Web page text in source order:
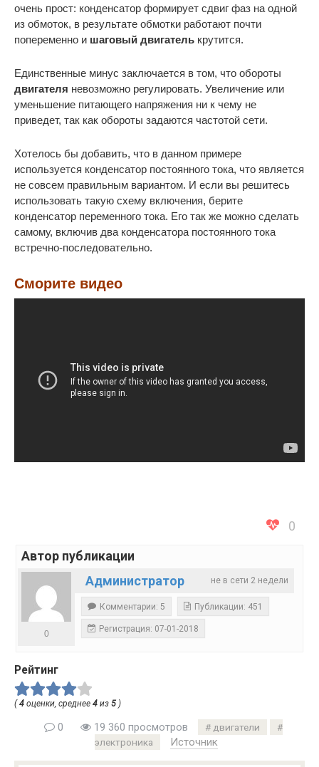
очень прост: конденсатор формирует сдвиг фаз на одной
из обмоток, в результате обмотки работают почти
попеременно и шаговый двигатель крутится.
Единственные минус заключается в том, что обороты
двигателя невозможно регулировать. Увеличение или
уменьшение питающего напряжения ни к чему не
приведет, так как обороты задаются частотой сети.
Хотелось бы добавить, что в данном примере
используется конденсатор постоянного тока, что является
не совсем правильным вариантом. И если вы решитесь
использовать такую схему включения, берите
конденсатор переменного тока. Его так же можно сделать
самому, включив два конденсатора постоянного тока
встречно-последовательно.
Сморите видео
0
Автор публикации
не в сети 2 недели
Администратор
0
Комментарии: 5 Публикации: 451
Регистрация: 07-01-2018
Рейтинг
( 4 оценки, среднее 4 из 5 )
0 19 360 просмотров
двигатели
электроника
Источник